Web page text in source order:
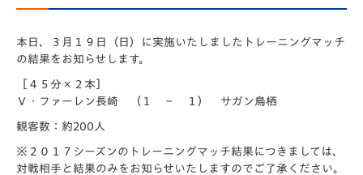
本日、３月１９日（日）に実施いたしましたトレーニングマッチ
の結果をお知らせします。
［４５分×２本］
Ｖ・ファーレン長崎 （１ － １） サガン鳥栖
観客数：約200人
※２０１７シーズンのトレーニングマッチ結果につきましては、
対戦相手と結果のみをお知らせいたしますのでご了承ください。